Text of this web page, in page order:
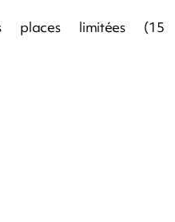
places limitées (15